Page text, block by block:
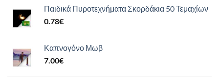
Παιδικά Πυροτεχνήματα Σκορδάκια 50 Τεμαχίων
0.78€
Καπνογόνο Μωβ
7.00€